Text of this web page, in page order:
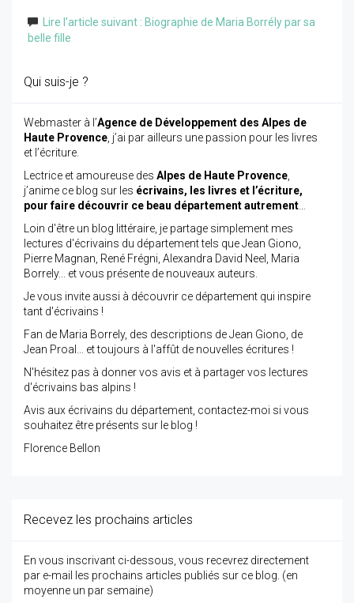
Lire l'article suivant : Biographie de Maria Borrély par sa
belle fille
Qui suis-je ?
Webmaster à l’Agence de Développement des Alpes de
Haute Provence , j’ai par ailleurs une passion pour les livres
et l’écriture.
Lectrice et amoureuse des Alpes de Haute Provence
j’anime ce blog sur les écrivains, les livres et l’écriture,
pour faire découvrir ce beau département autrement
Loin d'être un blog littéraire, je partage simplement mes
lectures d'écrivains du département tels que Jean Giono,
Pierre Magnan, René Frégni, Alexandra David Neel, Maria
Borrely... et vous présente de nouveaux auteurs.
Je vous invite aussi à découvrir ce département qui inspire
tant d'écrivains !
Fan de Maria Borrely, des descriptions de Jean Giono, de
Jean Proal... et toujours à l'affût de nouvelles écritures !
N'hésitez pas à donner vos avis et à partager vos lectures
d'écrivains bas alpins !
Avis aux écrivains du département, contactez-moi si vous
souhaitez être présents sur le blog !
Florence Bellon
Recevez les prochains articles
En vous inscrivant ci-dessous, vous recevrez directement
par e-mail les prochains articles publiés sur ce blog. (en
moyenne un par semaine)